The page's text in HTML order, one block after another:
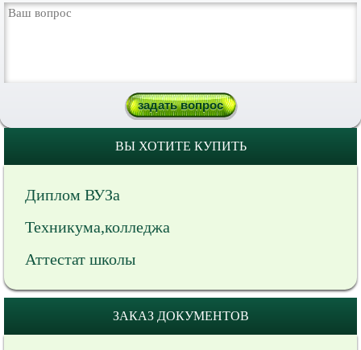
ВЫ ХОТИТЕ КУПИТЬ
Диплом ВУЗа
Техникума,колледжа
Аттестат школы
ЗАКАЗ ДОКУМЕНТОВ